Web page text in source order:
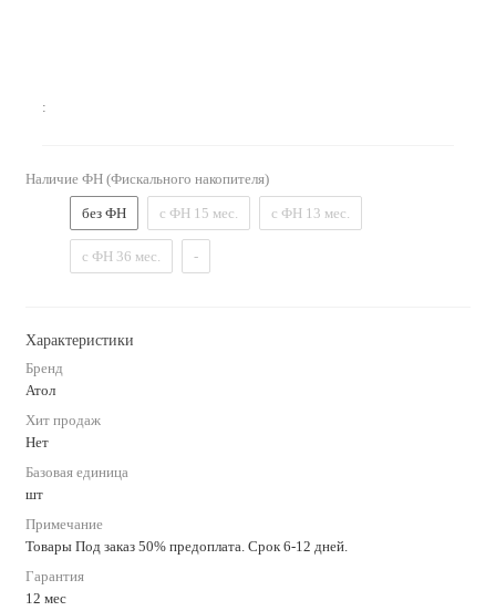
:
Наличие ФН (Фискального накопителя)
без ФН с ФН 15 мес. с ФН 13 мес.
с ФН 36 мес. -
Характеристики
Бренд
Атол
Хит продаж
Нет
Базовая единица
шт
Примечание
Товары Под заказ 50% предоплата. Срок 6-12 дней.
Гарантия
12 мес